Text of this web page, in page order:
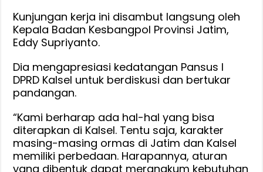
Kunjungan kerja ini disambut langsung oleh
Kepala Badan Kesbangpol Provinsi Jatim,
Eddy Supriyanto.
Dia mengapresiasi kedatangan Pansus I
DPRD Kalsel untuk berdiskusi dan bertukar
pandangan.
“Kami berharap ada hal-hal yang bisa
diterapkan di Kalsel. Tentu saja, karakter
masing-masing ormas di Jatim dan Kalsel
memiliki perbedaan. Harapannya, aturan
yang dibentuk dapat merangkum kebutuhan